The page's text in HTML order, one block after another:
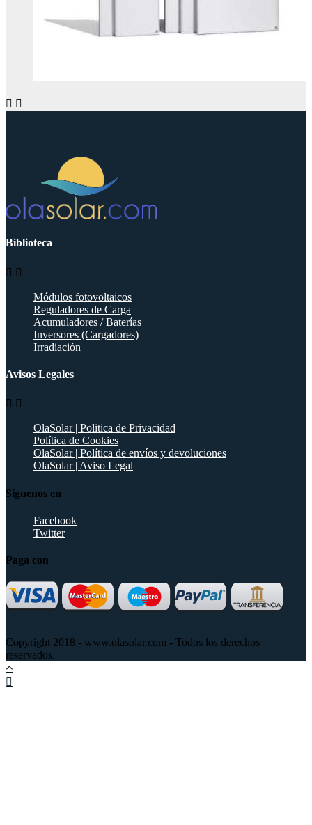
 
Biblioteca
 
Módulos fotovoltaicos
Reguladores de Carga
Acumuladores / Baterías
Inversores (Cargadores)
Irradiación
Avisos Legales
 
OlaSolar | Politica de Privacidad
Política de Cookies
OlaSolar | Política de envíos y devoluciones
OlaSolar | Aviso Legal
Siguenos en
Facebook
Twitter
Paga con
Copyright 2018 - www.olasolar.com - Todos los derechos
reservados.
